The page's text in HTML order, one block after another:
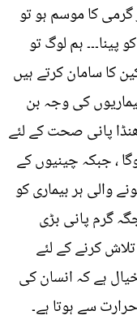
گرمی کا موسم ہو تو
پینا۔۔۔ ہم لوگ تو
کا سامان کرتے ہیں
کی وجہ بن
پانی صحت کے لئے
، جبکہ چینیوں کے
والی ہر بیماری کو
گرم پانی بڑی
کرنے کے لئے
ہے کہ انسان کی
سے ہوتا ہے۔